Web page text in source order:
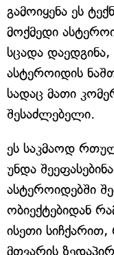
გამოიყენა ეს
მოქმედი
სცადა
ასტეროიდის
სადაც მათი
შესაძლებელი.
ეს საკმაოდ
უნდა
ასტეროიდებში
ობიექტებიდან
ისეთი
მთვარის